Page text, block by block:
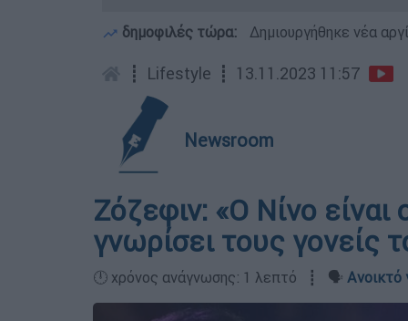
δημοφιλές τώρα: Δημιουργήθηκε νέα
┋ Lifestyle ┋ 13.11.2023 11:57
Newsroom
Ζόζεφιν: «Ο Νίνο
γνωρίσει τους γονείς
🕛 χρόνος ανάγνωσης: 1 λεπτό ┋ 🗣️ Ανοικτό